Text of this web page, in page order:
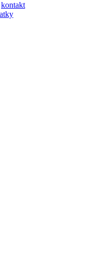
kontakt